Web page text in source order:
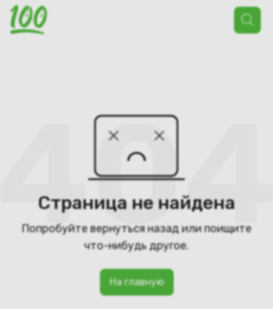
Поиск
товаров
Страница не найдена
Попробуйте вернуться назад или поищите
что-нибудь другое.
На главную